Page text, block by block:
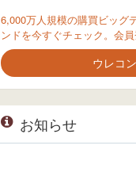
6,000万人規模の購買ビッグ
ンドを今すぐチェック。会員
ウレコ
お知らせ